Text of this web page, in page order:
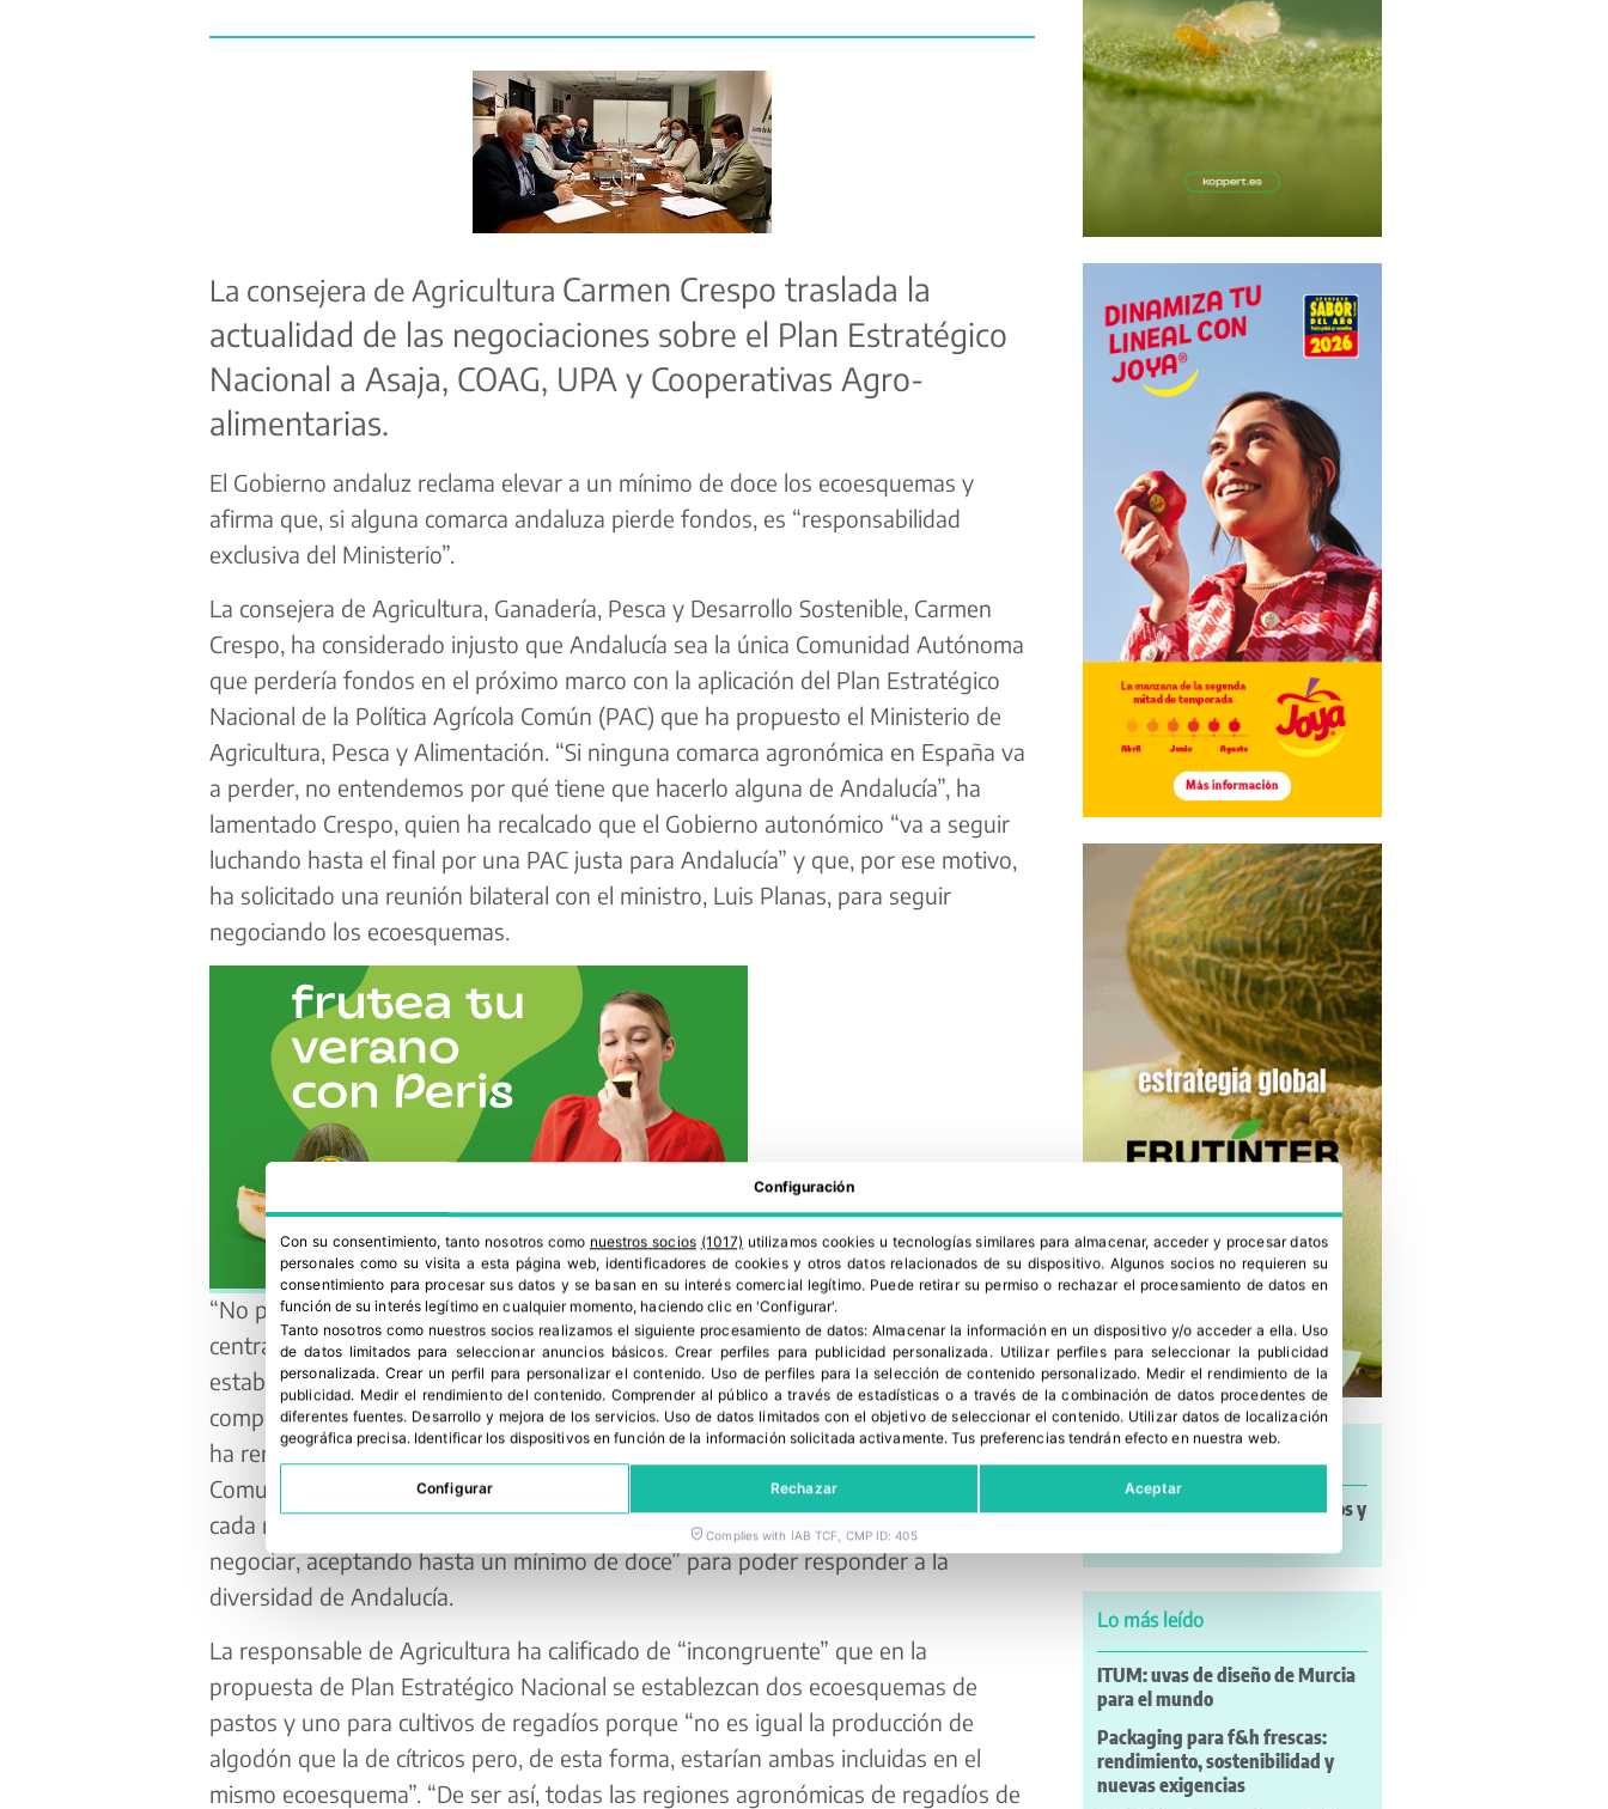
La consejera de Agricultura Carmen Crespo traslada la
actualidad de las negociaciones sobre el Plan Estratégico
Nacional a Asaja, COAG, UPA y Cooperativas Agro-
alimentarias.
El Gobierno andaluz reclama elevar a un mínimo de doce los ecoesquemas y
afirma que, si alguna comarca andaluza pierde fondos, es “responsabilidad
exclusiva del Ministerio”.
La consejera de Agricultura, Ganadería, Pesca y Desarrollo Sostenible, Carmen
Crespo, ha considerado injusto que Andalucía sea la única Comunidad Autónoma
que perdería fondos en el próximo marco con la aplicación del Plan Estratégico
Nacional de la Política Agrícola Común (PAC) que ha propuesto el Ministerio de
Agricultura, Pesca y Alimentación. “Si ninguna comarca agronómica en España va
a perder, no entendemos por qué tiene que hacerlo alguna de Andalucía”, ha
lamentado Crespo, quien ha recalcado que el Gobierno autonómico “va a seguir
luchando hasta el final por una PAC justa para Andalucía” y que, por ese motivo,
ha solicitado una reunión bilateral con el ministro, Luis Planas, para seguir
negociando los ecoesquemas.
“No podemos admitir el número de ecoesquemas que ha propuesto el Gobierno
central porque, si se limita a ocho ecoesquemas en todo el territorio nacional, se
establece una tasa plana con la que no estamos de acuerdo en absoluto al restar
competitividad al sector más productivo y que más empleo genera en Andalucía”,
ha remarcado la consejera. Carmen Crespo ha explicado que la propuesta de la
Comunidad Autónoma era “establecer veinte regiones agroecológicas, una por
cada región productiva, pero el Ministerio ha ofrecido ocho y hemos intentado
negociar, aceptando hasta un mínimo de doce” para poder responder a la
diversidad de Andalucía.
La responsable de Agricultura ha calificado de “incongruente” que en la
propuesta de Plan Estratégico Nacional se establezcan dos ecoesquemas de
pastos y uno para cultivos de regadíos porque “no es igual la producción de
algodón que la de cítricos pero, de esta forma, estarían ambas incluidas en el
mismo ecoesquema”. “De ser así, todas las regiones agronómicas de regadíos de
Noticias a mi Manera: incendios y
Lo más leído
ITUM: uvas de diseño de Murcia
para el mundo
Packaging para f&h frescas:
rendimiento, sostenibilidad y
nuevas exigencias
Configuración
Con su consentimiento, tanto nosotros como nuestros socios (1017) utilizamos cookies u tecnologías similares para almacenar, acceder y procesar datos
personales como su visita a esta página web, identificadores de cookies y otros datos relacionados de su dispositivo. Algunos socios no requieren su
consentimiento para procesar sus datos y se basan en su interés comercial legítimo. Puede retirar su permiso o rechazar el procesamiento de datos en
función de su interés legítimo en cualquier momento, haciendo clic en 'Configurar'.
Tanto nosotros como nuestros socios realizamos el siguiente procesamiento de datos:Almacenar la información en un dispositivo y/o acceder a ella. Uso
de datos limitados para seleccionar anuncios básicos. Crear perfiles para publicidad personalizada . Utilizar perfiles para seleccionar la publicidad
personalizada. Crear un perfil para personalizar el contenido. Uso de perfiles para la selección de contenido personalizado. Medir el rendimiento de la
publicidad. Medir el rendimiento del contenido. Comprender al público a través de estadísticas o a través de la combinación de datos procedentes de
diferentes fuentes. Desarrollo y mejora de los servicios. Uso de datos limitados con el objetivo de seleccionar el contenido. Utilizar datos de localización
geográfica precisa. Identificar los dispositivos en función de la información solicitada activamente.Tus preferencias tendrán efecto en nuestra web.
Configurar Rechazar Aceptar
Complies with IAB TCF, CMP ID: 405